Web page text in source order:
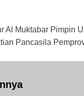
Al Muktabar Pimpin
Pancasila